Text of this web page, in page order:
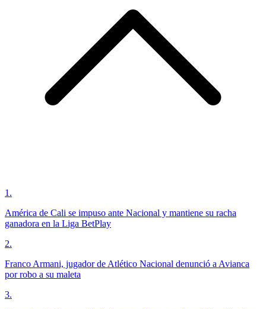
1 .
América de Cali se impuso ante Nacional y mantiene su racha
ganadora en la Liga BetPlay
2.
Franco Armani, jugador de Atlético Nacional denunció a Avianca
por robo a su maleta
3.